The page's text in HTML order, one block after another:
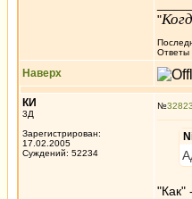
"
Ответы
Наверх
КИ
3Д
Зарегистрирован:
17.02.2005
Суждений: 52234
№
"Как"